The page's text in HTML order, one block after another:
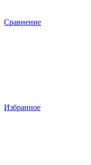
Сравнение
Избранное